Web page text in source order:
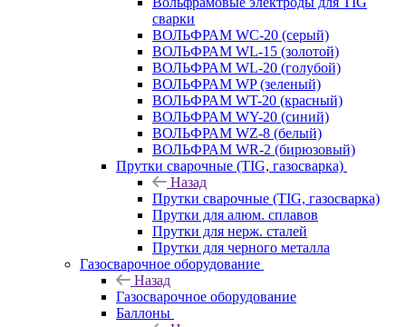
сварки
ВОЛЬФРАМ WC-20 (серый)
ВОЛЬФРАМ WL-15 (золотой)
ВОЛЬФРАМ WL-20 (голубой)
ВОЛЬФРАМ WP (зеленый)
ВОЛЬФРАМ WT-20 (красный)
ВОЛЬФРАМ WY-20 (синий)
ВОЛЬФРАМ WZ-8 (белый)
ВОЛЬФРАМ WR-2 (бирюзовый)
Прутки сварочные (TIG, газосварка)
Назад
Прутки сварочные (TIG, газосварка)
Прутки для алюм. сплавов
Прутки для нерж. сталей
Прутки для черного металла
Газосварочное оборудование
Назад
Газосварочное оборудование
Баллоны